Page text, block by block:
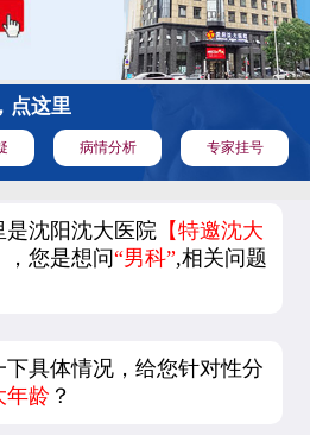
点这里
病情分析 专家挂号
是沈阳沈大医院【特邀沈大
，您是想问“男科”,相关问题
下具体情况，给您针对性分
年龄 ？